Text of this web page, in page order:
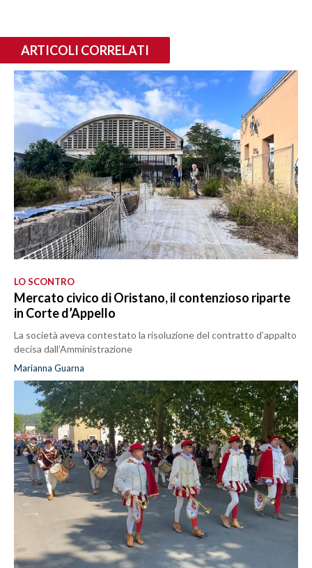
ARTICOLI CORRELATI
LO SCONTRO
Mercato civico di Oristano, il contenzioso riparte
in Corte d’Appello
La società aveva contestato la risoluzione del contratto d’appalto
decisa dall’Amministrazione
Marianna Guarna